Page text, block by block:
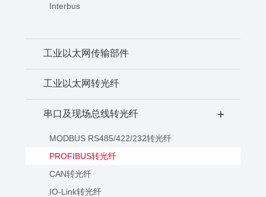
Interbus
工业以太网传输部件
工业以太网转光纤
串口及现场总线转光纤 +
MODBUS RS485/422/232转光纤
PROFIBUS转光纤
CAN转光纤
IO-Link转光纤